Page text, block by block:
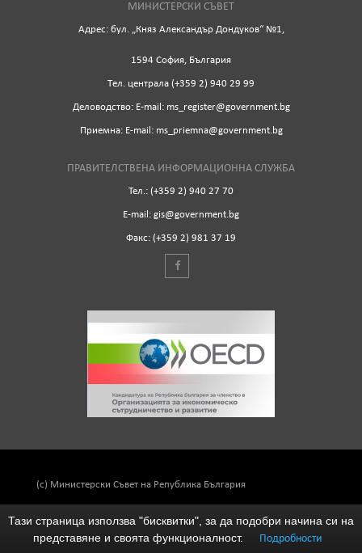
МИНИСТЕРСКИ СЪВЕТ
Адрес: бул. „Княз Александър Дондуков“ №1,
1594 София, България
Tел. централа (+359 2) 940 29 99
Деловодство: Е-mail: ms_register@government.bg
Приемна: Е-mail: ms_priemna@government.bg
ПРАВИТЕЛСТВЕНА ИНФОРМАЦИОННА СЛУЖБА
Тел.: (+359 2) 940 27 70
Е-mail: gis@government.bg
Факс: (+359 2) 981 37 19
(c) Министерски Съвет на Република България
Тази страница използва "бисквитки", за да подобри начина си на
представяне и своята функционалност.
Подробности